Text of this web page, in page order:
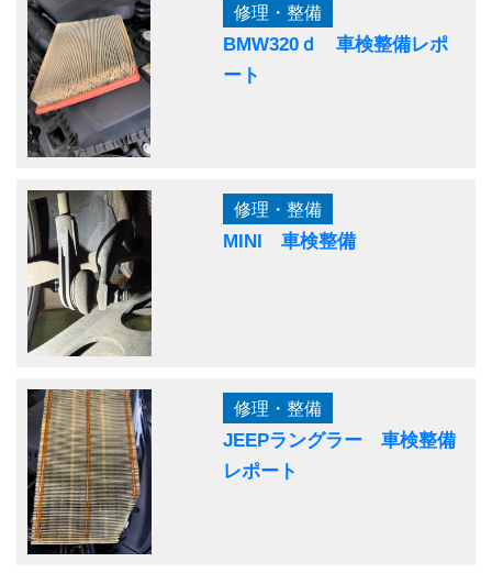
修理・整備
BMW320ｄ 車検整備レポ
ート
修理・整備
MINI 車検整備
修理・整備
JEEPラングラー 車検整備
レポート